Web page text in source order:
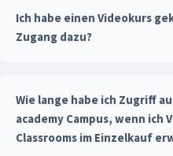
Ich habe einen Videokurs
Zugang dazu?
Wie lange habe ich Zugriff
academy Campus, wenn ich
Classrooms im Einzelkauf